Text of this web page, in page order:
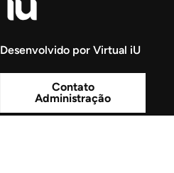
Desenvolvido por Virtual iU
Contato
Administração